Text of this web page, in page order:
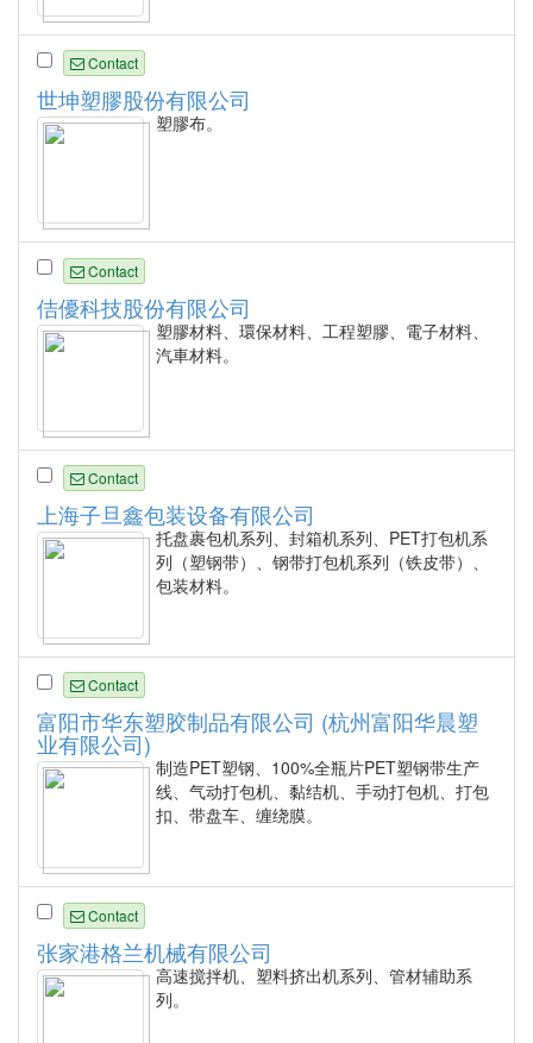
Contact
世坤塑膠股份有限公司
塑膠布。
Contact
佶優科技股份有限公司
塑膠材料、環保材料、工程塑膠、電子材料、
汽車材料。
Contact
上海子旦鑫包装设备有限公司
托盘裹包机系列、封箱机系列、PET打包机系
列（塑钢带）、钢带打包机系列（铁皮带）、
包装材料。
Contact
富阳市华东塑胶制品有限公司 (杭州富阳华晨塑
业有限公司)
制造PET塑钢、100%全瓶片PET塑钢带生产
线、气动打包机、黏结机、手动打包机、打包
扣、带盘车、缠绕膜。
Contact
张家港格兰机械有限公司
高速搅拌机、塑料挤出机系列、管材辅助系
列。